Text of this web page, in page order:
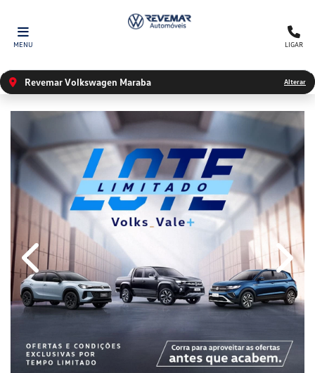
MENU LIGAR
Revemar Volkswagen Maraba Alterar